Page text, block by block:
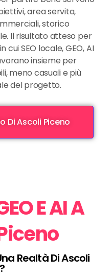
area servita,
storico
Il risultato atteso per
cui SEO locale, GEO, AI
insieme per
meno casuali e più
del progetto.
Di Ascoli Piceno
E AI A
Realtà Di Ascoli